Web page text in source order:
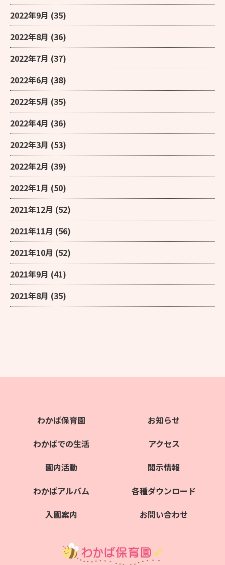
2022年9月 (35)
2022年8月 (36)
2022年7月 (37)
2022年6月 (38)
2022年5月 (35)
2022年4月 (36)
2022年3月 (53)
2022年2月 (39)
2022年1月 (50)
2021年12月 (52)
2021年11月 (56)
2021年10月 (52)
2021年9月 (41)
2021年8月 (35)
わかば保育園
わかばでの生活
園内活動
わかばアルバム
入園案内
お知らせ
アクセス
開示情報
各種ダウンロード
お問い合わせ